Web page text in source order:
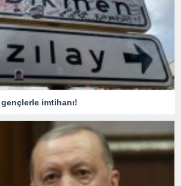
gençlerle imtihanı!